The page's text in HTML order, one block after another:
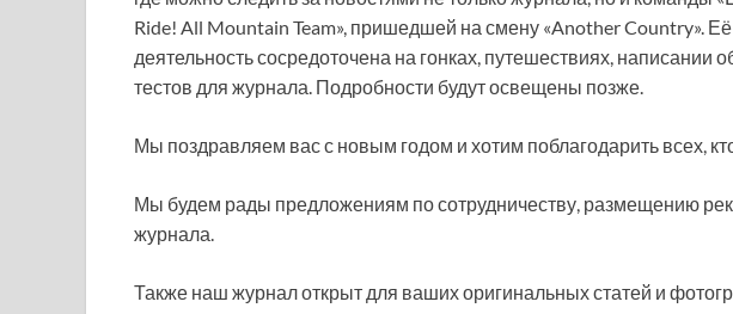
Ride! All Mountain Team», пришедшей на смену «Another Country». Её
деятельность сосредоточена на гонках, путешествиях, написании
тестов для журнала. Подробности будут освещены позже.
Мы поздравляем вас с новым годом и хотим поблагодарить всех,
Мы будем рады предложениям по сотрудничеству, размещению
журнала.
Также наш журнал открыт для ваших оригинальных статей и